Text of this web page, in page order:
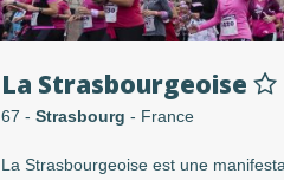
La Strasbourgeoise
67 - Strasbourg - France
La Strasbourgeoise est une